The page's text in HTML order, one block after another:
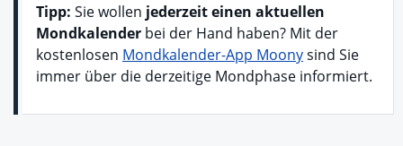
Tipp: Sie wollen jederzeit einen aktuellen
Mondkalender bei der Hand haben? Mit der
kostenlosen Mondkalender-App Moonysind Sie
immer über die derzeitige Mondphase informiert.